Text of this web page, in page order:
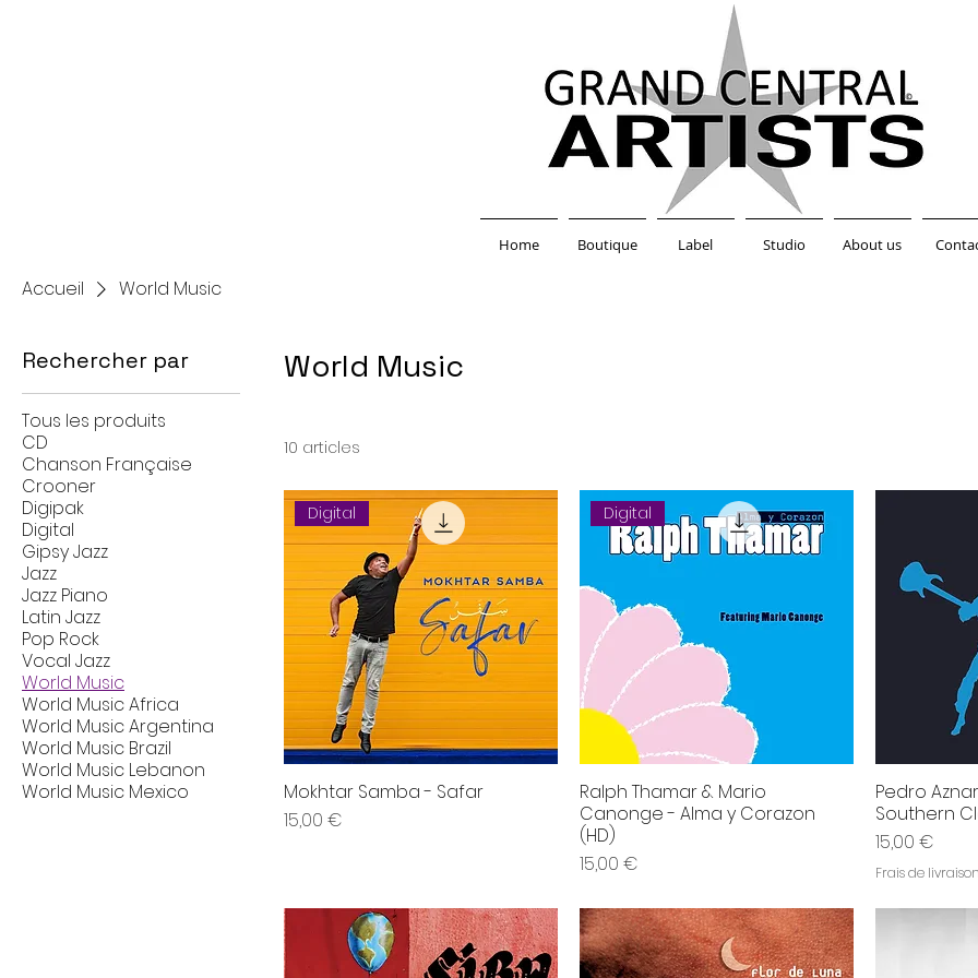
Home Boutique Label Studio About us
Accueil World Music
Rechercher par
Tous les produits
CD
Chanson Française
Crooner
Digipak
Digital
Gipsy Jazz
Jazz
Jazz Piano
Latin Jazz
Pop Rock
Vocal Jazz
World Music
World Music Africa
World Music Argentina
World Music Brazil
World Music Lebanon
World Music Mexico
World Music
10 articles
Digital
Mokhtar Samba - Safar
Prix
15,00 €
Digital
Ralph Thamar & Mario
Canonge - Alma y Corazon
(HD)
Prix
15,00 €
Pedro
Southern
Prix
15,00 €
Frais de livraison